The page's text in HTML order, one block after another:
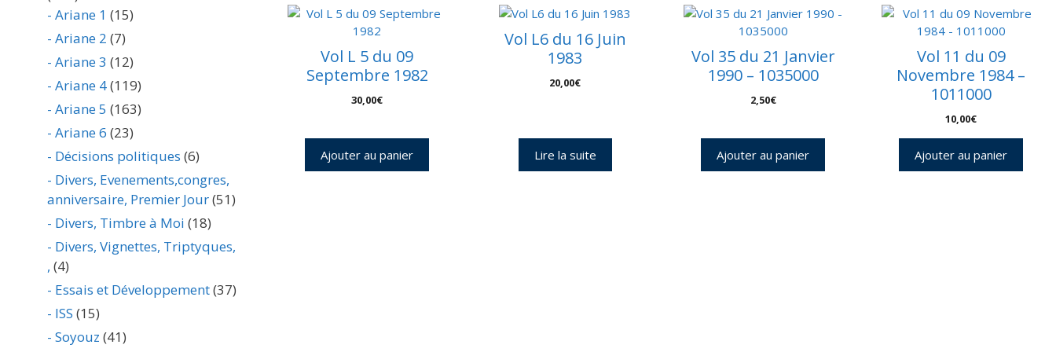
C
Vol L 5 du 09
Septembre 1982
30,00€
Ajouter au panier
Vol L6 du 16 Juin
1983
20,00€
Lire la suite
Vol 35 du 21 Janvier
1990 – 1035000
2,50€
Ajouter au panier
Vol 11 du 09
Novembre 1984 –
1011000
10,00€
Ajouter au panier
- Ariane 1 (15)
- Ariane 2 (7)
- Ariane 3 (12)
- Ariane 4(119)
- Ariane 5 (163)
- Ariane 6 (23)
- Décisions politiques (6)
- Divers, Evenements,congres,
anniversaire, Premier Jour(51)
- Divers, Timbre à Moi (18)
- Divers, Vignettes, Triptyques,
, (4)
- Essais et Développement(37)
- ISS (15)
- Soyouz (41)